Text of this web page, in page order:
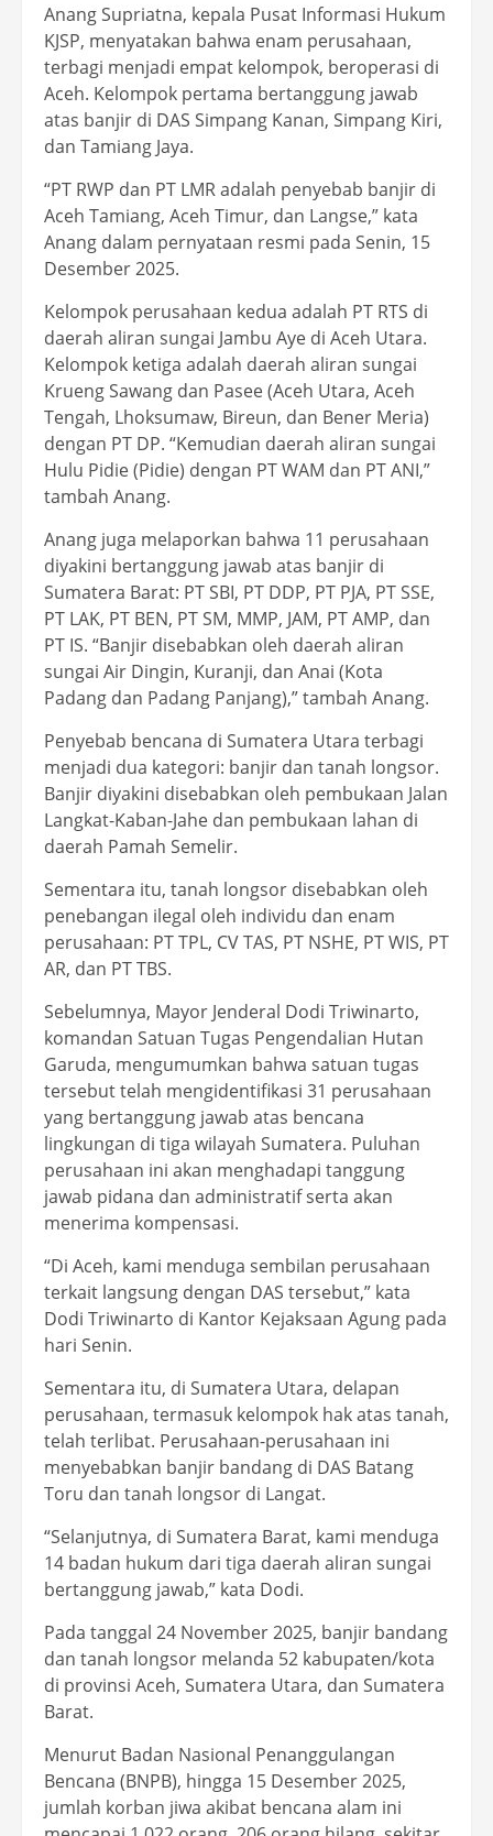
Anang Supriatna, kepala Pusat Informasi Hukum
KJSP, menyatakan bahwa enam perusahaan,
terbagi menjadi empat kelompok, beroperasi di
Aceh. Kelompok pertama bertanggung jawab
atas banjir di DAS Simpang Kanan, Simpang Kiri,
dan Tamiang Jaya.
“PT RWP dan PT LMR adalah penyebab banjir di
Aceh Tamiang, Aceh Timur, dan Langse,” kata
Anang dalam pernyataan resmi pada Senin, 15
Desember 2025.
Kelompok perusahaan kedua adalah PT RTS di
daerah aliran sungai Jambu Aye di Aceh Utara.
Kelompok ketiga adalah daerah aliran sungai
Krueng Sawang dan Pasee (Aceh Utara, Aceh
Tengah, Lhoksumaw, Bireun, dan Bener Meria)
dengan PT DP. “Kemudian daerah aliran sungai
Hulu Pidie (Pidie) dengan PT WAM dan PT ANI,”
tambah Anang.
Anang juga melaporkan bahwa 11 perusahaan
diyakini bertanggung jawab atas banjir di
Sumatera Barat: PT SBI, PT DDP, PT PJA, PT SSE,
PT LAK, PT BEN, PT SM, MMP, JAM, PT AMP, dan
PT IS. “Banjir disebabkan oleh daerah aliran
sungai Air Dingin, Kuranji, dan Anai (Kota
Padang dan Padang Panjang),” tambah Anang.
Penyebab bencana di Sumatera Utara terbagi
menjadi dua kategori: banjir dan tanah longsor.
Banjir diyakini disebabkan oleh pembukaan Jalan
Langkat-Kaban-Jahe dan pembukaan lahan di
daerah Pamah Semelir.
Sementara itu, tanah longsor disebabkan oleh
penebangan ilegal oleh individu dan enam
perusahaan: PT TPL, CV TAS, PT NSHE, PT WIS, PT
AR, dan PT TBS.
Sebelumnya, Mayor Jenderal Dodi Triwinarto,
komandan Satuan Tugas Pengendalian Hutan
Garuda, mengumumkan bahwa satuan tugas
tersebut telah mengidentifikasi 31 perusahaan
yang bertanggung jawab atas bencana
lingkungan di tiga wilayah Sumatera. Puluhan
perusahaan ini akan menghadapi tanggung
jawab pidana dan administratif serta akan
menerima kompensasi.
“Di Aceh, kami menduga sembilan perusahaan
terkait langsung dengan DAS tersebut,” kata
Dodi Triwinarto di Kantor Kejaksaan Agung pada
hari Senin.
Sementara itu, di Sumatera Utara, delapan
perusahaan, termasuk kelompok hak atas tanah,
telah terlibat. Perusahaan-perusahaan ini
menyebabkan banjir bandang di DAS Batang
Toru dan tanah longsor di Langat.
“Selanjutnya, di Sumatera Barat, kami menduga
14 badan hukum dari tiga daerah aliran sungai
bertanggung jawab,” kata Dodi.
Pada tanggal 24 November 2025, banjir bandang
dan tanah longsor melanda 52 kabupaten/kota
di provinsi Aceh, Sumatera Utara, dan Sumatera
Barat.
Menurut Badan Nasional Penanggulangan
Bencana (BNPB), hingga 15 Desember 2025,
jumlah korban jiwa akibat bencana alam ini